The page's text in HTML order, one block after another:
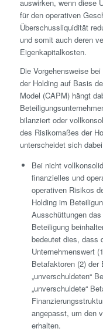
auswirken, wenn diese
für den operativen
Überschussliquidität
und somit auch deren
Eigenkapitalkosten.
Die Vorgehensweise
der Holding auf Basis
Model (CAPM) hängt
bilanziert oder
des Risikomaßes der
unterscheidet sich
Bei nicht
finanzielles und
operativen Risikos
Holding im
Ausschüttungen
Beteiligung
bedeutet dies, dass
Unternehmenswert
Betafaktoren (2) der
„unverschuldeten“
„unverschuldete“
angepasst, um den
erhalten.